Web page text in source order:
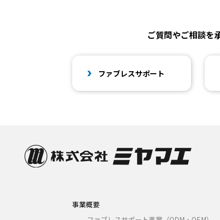
ご質問やご相談を
ファブレスサポート
事業概要